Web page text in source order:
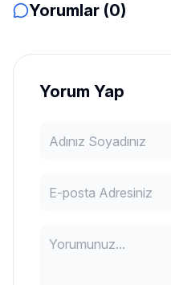
Yorumlar (0)
Yorum Yap